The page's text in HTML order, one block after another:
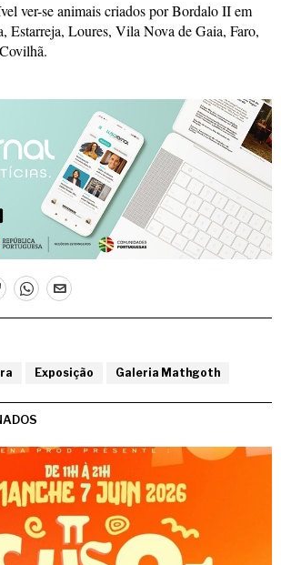
ver-se animais criados por Bordalo II em
Estarreja, Loures, Vila Nova de Gaia, Faro,
Exposição Galeria Mathgoth